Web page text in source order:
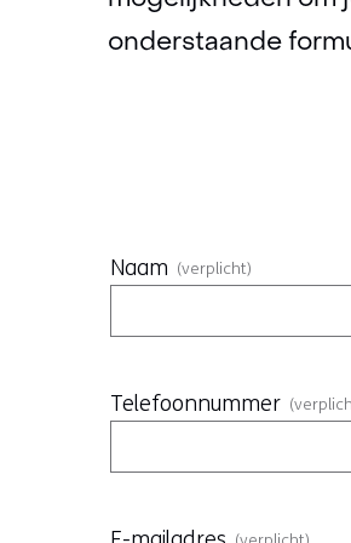
onderstaande
Naam (verplicht)
Telefoonnummer